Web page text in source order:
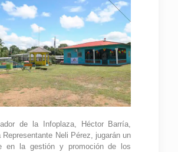
de la Infoplaza, Héctor Barría,
Representante Neli Pérez, jugarán un
en la gestión y promoción de los